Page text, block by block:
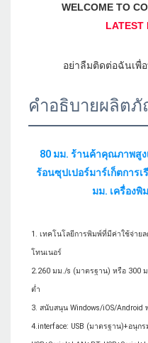
คำอธิบายผลิต
80 มม. ร้านค้าคุณภาพสูง
ร้อนซุปเปอร์มาร์เก็ตการเ
1. เทคโนโลยีการพิมพ์ที่มีค่าใช้จ่าย
โทนเนอร์
2.260 มม./s (มาตรฐาน) หรือ 300
ต่ำ
3. สนับสนุน Windows/iOS/Android
4.interface: USB (มาตรฐาน)+อนุกร